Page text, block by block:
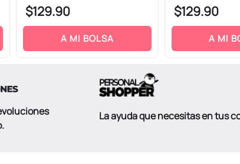
$129.90
A MI BOLSA
$129.90
A MI
La ayuda que necesitas en tus